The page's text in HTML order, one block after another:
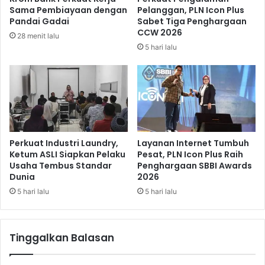
i
s
c
o
n
i
n
g
g
a
6
0
P
e
a
s
l
n
n
d
e
d
i
k
a
s
n
k
Sama Pembiayaan dengan
Pandai Gadai
28 menit lalu
Pelanggan, PLN Icon Plus
Sabet Tiga Penghargaan
CCW 2026
5 hari lalu
Perkuat Industri Laundry,
Ketum ASLI Siapkan Pelaku
Usaha Tembus Standar
Dunia
5 hari lalu
Layanan Internet Tumbuh
Pesat, PLN Icon Plus Raih
Penghargaan SBBI Awards
2026
5 hari lalu
Tinggalkan Balasan